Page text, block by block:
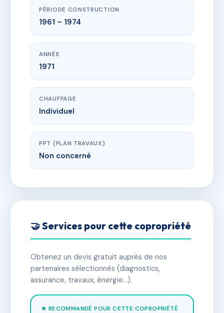
PÉRIODE CONSTRUCTION
1961 – 1974
ANNÉE
1971
CHAUFFAGE
Individuel
PPT (PLAN TRAVAUX)
Non concerné
🤝 Services pour cette copropriété
Obtenez un devis gratuit auprès de nos
partenaires sélectionnés (diagnostics,
assurance, travaux, énergie…).
★ RECOMMANDÉ POUR CETTE COPROPRIÉTÉ